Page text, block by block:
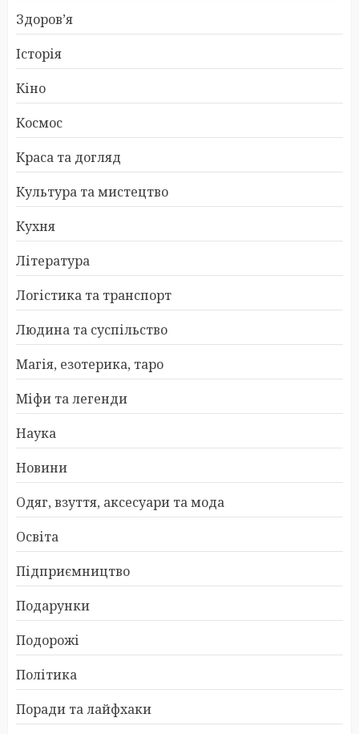
Здоров’я
Історія
Кіно
Космос
Краса та догляд
Культура та мистецтво
Кухня
Література
Логістика та транспорт
Людина та суспільство
Магія, езотерика, таро
Міфи та легенди
Наука
Новини
Одяг, взуття, аксесуари та мода
Освіта
Підприємництво
Подарунки
Подорожі
Політика
Поради та лайфхаки